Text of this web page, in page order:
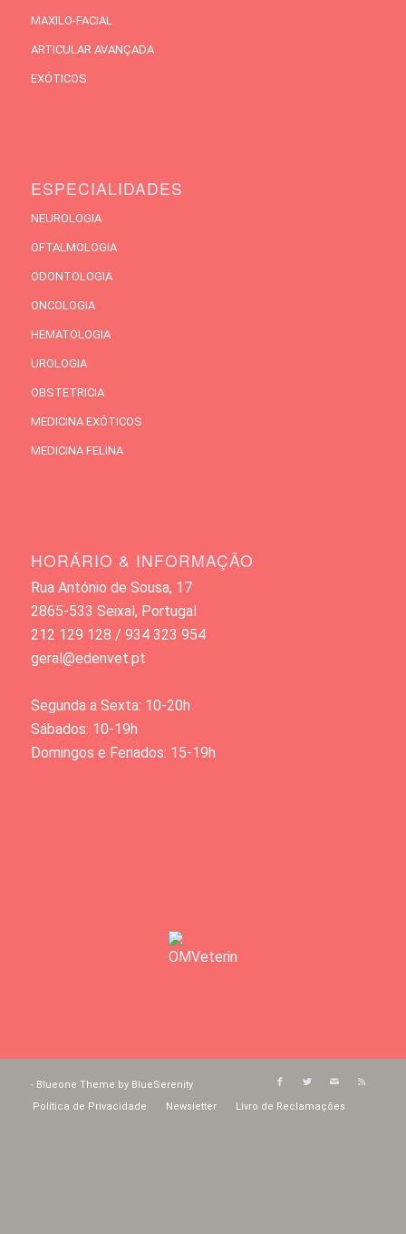
MAXILO-FACIAL
ARTICULAR AVANÇADA
EXÓTICOS
ESPECIALIDADES
NEUROLOGIA
OFTALMOLOGIA
ODONTOLOGIA
ONCOLOGIA
HEMATOLOGIA
UROLOGIA
OBSTETRICIA
MEDICINA EXÓTICOS
MEDICINA FELINA
HORÁRIO & INFORMAÇÃO
Rua António de Sousa, 17
2865-533 Seixal, Portugal
212 129 128 / 934 323 954
geral@edenvet.pt
Segunda a Sexta: 10-20h
Sábados: 10-19h
Domingos e Feriados: 15-19h
- Blueone Theme by BlueSerenity
Política de Privacidade
Newsletter Livro de Reclamações